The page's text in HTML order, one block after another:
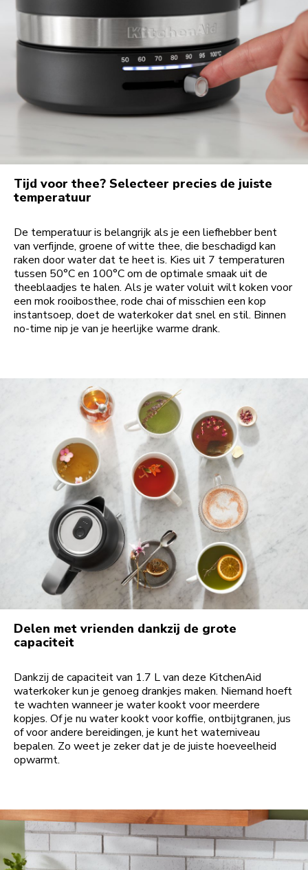
Tijd voor thee? Selecteer precies de juiste
temperatuur
De temperatuur is belangrijk als je een liefhebber bent
van verfijnde, groene of witte thee, die beschadigd kan
raken door water dat te heet is. Kies uit 7 temperaturen
tussen 50°C en 100°C om de optimale smaak uit de
theeblaadjes te halen. Als je water voluit wilt koken voor
een mok rooibosthee, rode chai of misschien een kop
instantsoep, doet de waterkoker dat snel en stil. Binnen
no-time nip je van je heerlijke warme drank.
Delen met vrienden dankzij de grote
capaciteit
Dankzij de capaciteit van 1.7 L van deze KitchenAid
waterkoker kun je genoeg drankjes maken. Niemand hoeft
te wachten wanneer je water kookt voor meerdere
kopjes. Of je nu water kookt voor koffie, ontbijtgranen, jus
of voor andere bereidingen, je kunt het waterniveau
bepalen. Zo weet je zeker dat je de juiste hoeveelheid
opwarmt.